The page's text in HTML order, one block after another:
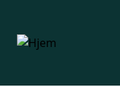
hovedindhold